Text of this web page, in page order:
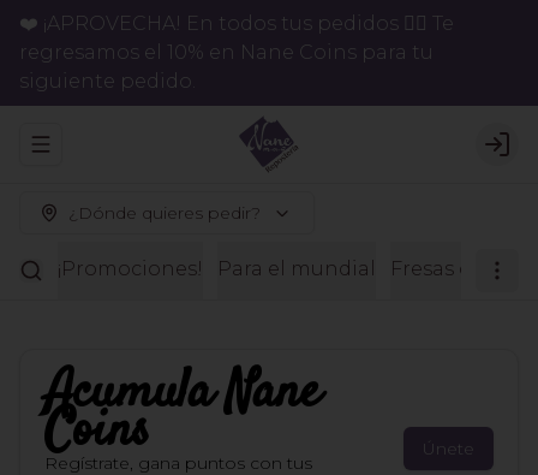
❤️ ¡APROVECHA! En todos tus pedidos 👉🏻 Te
regresamos el 10% en Nane Coins para tu
siguiente pedido.
Abrir menu de navegación
¿Dónde quieres pedir?
¡Promociones! Para el mundial Fresas con
AcumulaNane
Coins
Regístrate, gana puntos con tus
Únete